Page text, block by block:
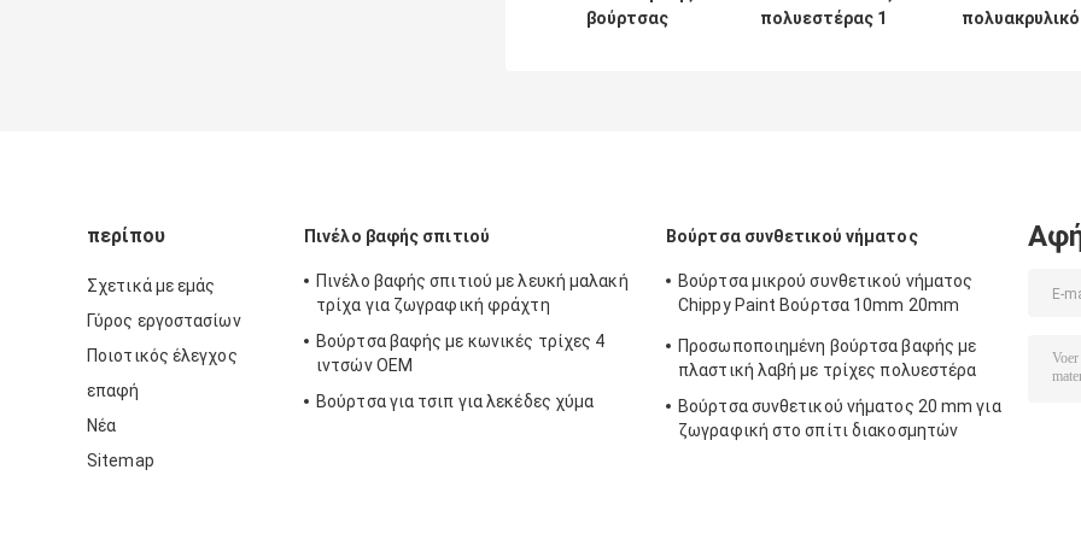
βούρτσας
πολυεστέρας 1
πολυακρυλικό
περίπου
Σχετικά με εμάς
Γύρος εργοστασίων
Ποιοτικός έλεγχος
επαφή
Νέα
Sitemap
Πινέλο βαφής σπιτιού
Πινέλο βαφής σπιτιού με λευκή μαλακή
τρίχα για ζωγραφική φράχτη
Βούρτσα βαφής με κωνικές τρίχες 4
ιντσών OEM
Βούρτσα για τσιπ για λεκέδες χύμα
Βούρτσα συνθετικού νήματος
Βούρτσα μικρού συνθετικού νήματος
Chippy Paint Βούρτσα 10mm 20mm
Προσωποποιημένη βούρτσα βαφής με
πλαστική λαβή με τρίχες πολυεστέρα
Βούρτσα συνθετικού νήματος 20 mm για
ζωγραφική στο σπίτι διακοσμητών